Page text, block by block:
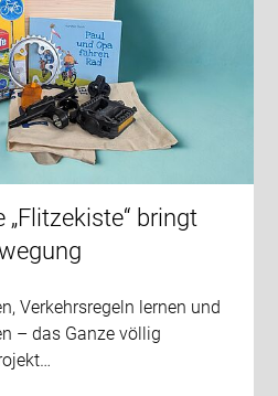
„Flitzekiste“ bringt
Verkehrsregeln lernen und
– das Ganze völlig